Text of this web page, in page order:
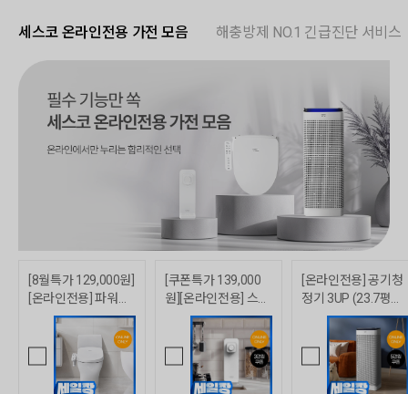
세스코 온라인전용 가전 모음 해충방제 NO.1 긴급진단 서비스
[8월특가 129,000원]
[온라인전용] 파워방
수 비데 (자가설치)
[쿠폰특가 139,000
원][온라인전용] 스마
트핏 미니 정수기 (직
수/정수/케어십미포
함)
[온라인전용] 공기청
정기 3UP (23.7평형/
화이트)